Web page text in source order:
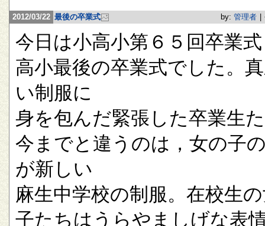
2012/03/22 最後の卒業式 by: 管理者
今日は小高小第６５回卒業
高小最後の卒業式でした。
い制服に
身を包んだ緊張した卒業生
今までと違うのは，女の子
が新しい
麻生中学校の制服。在校生
子たちはうらやましげな表